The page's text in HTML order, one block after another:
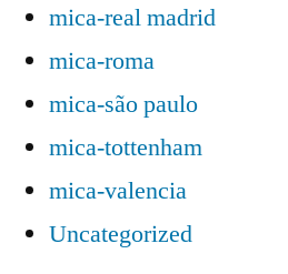
mica-real madrid
mica-roma
mica-são paulo
mica-tottenham
mica-valencia
Uncategorized